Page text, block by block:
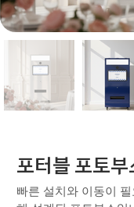
포터블 포토부
빠른 설치와 이동이